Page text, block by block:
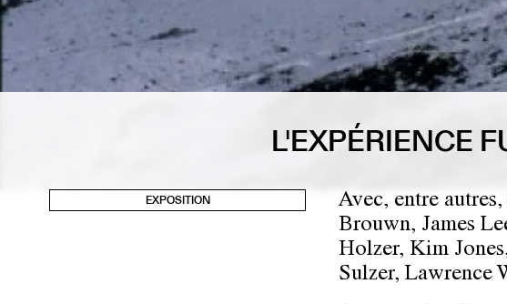
L'EXPÉRIENCE
EXPOSITION Avec, entre
Brouwn, James
Holzer, Kim
Sulzer, Lawrence